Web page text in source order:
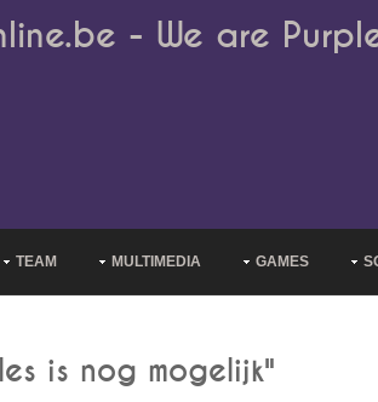
- We are
TEAM MULTIMEDIA GAMES
is nog mogelijk"